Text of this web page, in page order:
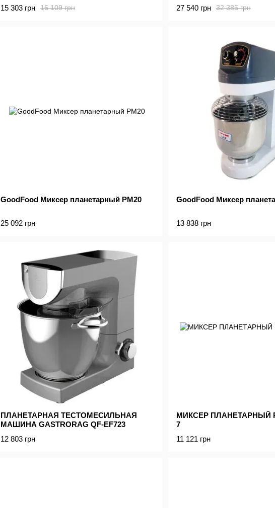
16 109 грн
15 303 грн 32 385 грн
27 540 грн
GoodFood Миксер планетарный PM20
25 092 грн
GoodFood Миксер
13 838 грн
ПЛАНЕТАРНАЯ ТЕСТОМЕСИЛЬНАЯ
МАШИНА GASTRORAG QF-EF723
12 803 грн
МИКСЕР ПЛАНЕТАРНЫЙ
7
11 121 грн